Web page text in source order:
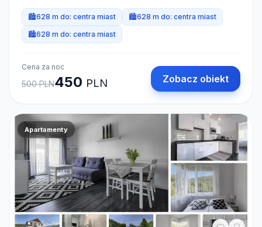
🏙️628 m do: centra miast 🏙️628 m do: centra miast
🏙️628 m do: centra miast
Cena za noc
500 PLN450 PLN Zobacz obiekt
Apartamenty